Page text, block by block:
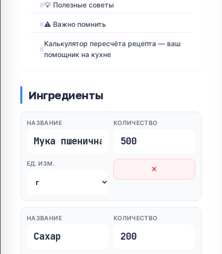
💡 Полезные советы
⚠️ Важно помнить
Калькулятор пересчёта рецепта — ваш
помощник на кухне
Ингредиенты
НАЗВАНИЕ КОЛИЧЕСТВО
ЕД. ИЗМ.
✕
НАЗВАНИЕ КОЛИЧЕСТВО